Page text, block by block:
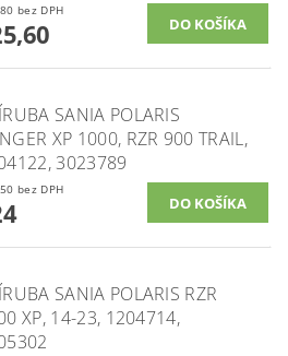
€20,80 bez DPH
SANIA POLARIS
XP 1000, RZR 900 TRAIL,
3023789
€19,50 bez DPH
SANIA POLARIS RZR
XP, 14-23, 1204714,